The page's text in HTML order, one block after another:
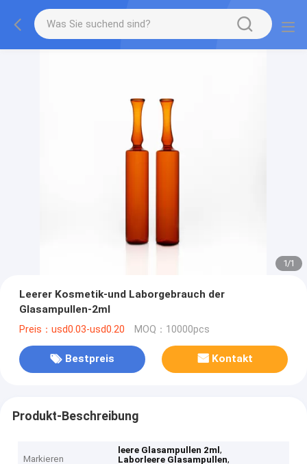
1/1
Leerer Kosmetik-und Laborgebrauch der
Glasampullen-2ml
Preis：usd0.03-usd0.20 MOQ：10000pcs
Bestpreis Kontakt
Produkt-Beschreibung
Markieren
leere Glasampullen 2ml,
Laborleere Glasampullen,